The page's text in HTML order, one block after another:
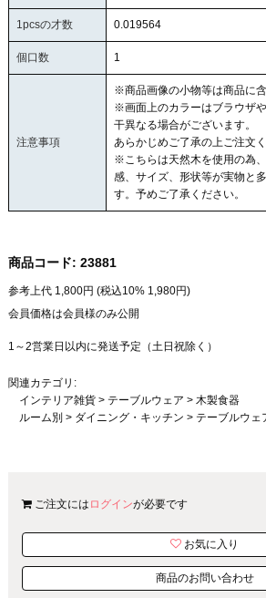
1pcsの才数 0.019564
個口数 1
注意事項
※商品画像の小物等は商品に含
※画面上のカラーはブラウザ
干異なる場合がございます。
あらかじめご了承の上ご注文く
※こちらは天然木を使用の為
感、サイズ、形状等が実物と
す。予めご了承ください。
商品コード: 23881
参考上代 1,800円 (税込10% 1,980円)
会員価格は会員様のみ公開
1～2営業日以内に発送予定（土日祝除く）
関連カテゴリ:
インテリア雑貨> テーブルウェア > 木製食器
ルーム別 > ダイニング・キッチン > テーブルウェ
ご注文には ログインが必要です
お気に入り
商品のお問い合わせ